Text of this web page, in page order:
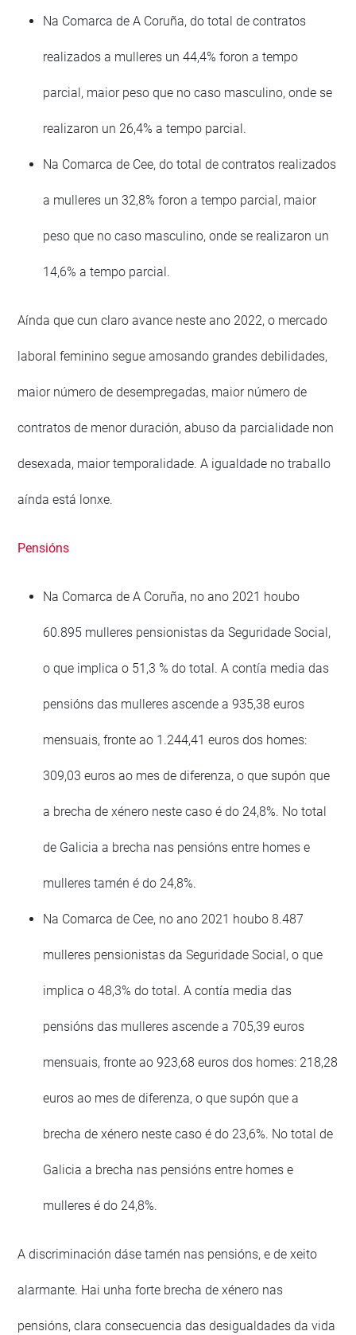
Na Comarca de A Coruña, do total de contratos
realizados a mulleres un 44,4% foron a tempo
parcial, maior peso que no caso masculino, onde se
realizaron un 26,4% a tempo parcial.
Na Comarca de Cee, do total de contratos realizados
a mulleres un 32,8% foron a tempo parcial, maior
peso que no caso masculino, onde se realizaron un
14,6% a tempo parcial.
Aínda que cun claro avance neste ano 2022, o mercado
laboral feminino segue amosando grandes debilidades,
maior número de desempregadas, maior número de
contratos de menor duración, abuso da parcialidade non
desexada, maior temporalidade. A igualdade no traballo
aínda está lonxe.
Pensións
Na Comarca de A Coruña, no ano 2021 houbo
60.895 mulleres pensionistas da Seguridade Social,
o que implica o 51,3 % do total. A contía media das
pensións das mulleres ascende a 935,38 euros
mensuais, fronte ao 1.244,41 euros dos homes:
309,03 euros ao mes de diferenza, o que supón que
a brecha de xénero neste caso é do 24,8%. No total
de Galicia a brecha nas pensións entre homes e
mulleres tamén é do 24,8%.
Na Comarca de Cee, no ano 2021 houbo 8.487
mulleres pensionistas da Seguridade Social, o que
implica o 48,3% do total. A contía media das
pensións das mulleres ascende a 705,39 euros
mensuais, fronte ao 923,68 euros dos homes: 218,28
euros ao mes de diferenza, o que supón que a
brecha de xénero neste caso é do 23,6%. No total de
Galicia a brecha nas pensións entre homes e
mulleres é do 24,8%.
A discriminación dáse tamén nas pensións, e de xeito
alarmante. Hai unha forte brecha de xénero nas
pensións, clara consecuencia das desigualdades da vida